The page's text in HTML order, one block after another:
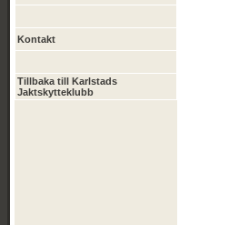
Kontakt
Tillbaka till Karlstads
Jaktskytteklubb